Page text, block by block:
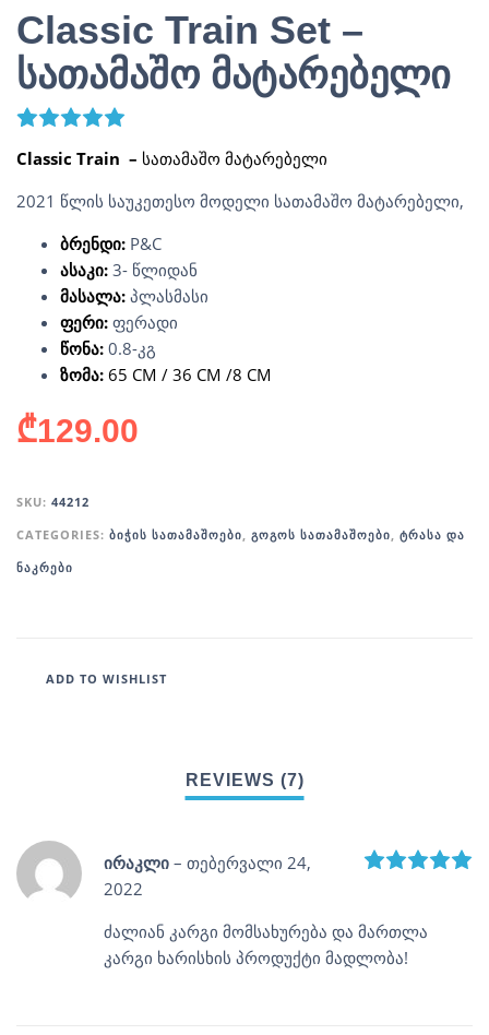
Classic Train Set –
სათამაშო მატარებელი
7
Classic Train – სათამაშო მატარებელი
2021 წლის საუკეთესო მოდელი სათამაშო მატარებელი,
ბრენდი: P&C
ასაკი: 3- წლიდან
მასალა: პლასმასი
ფერი: ფერადი
წონა: 0.8-კგ
ზომა: 65 CM / 36 CM /8 CM
₾129.00
SKU: 44212
CATEGORIES: ᲑᲘᲭᲘᲡ ᲡᲐᲗᲐᲛᲐᲨᲝᲔᲑᲘ ᲒᲝᲒᲝᲡ ᲡᲐᲗᲐᲛᲐᲨᲝᲔᲑᲘ ᲢᲠᲐᲡᲐ ᲓᲐ
ᲜᲐᲙᲠᲔᲑᲘ
ADD TO WISHLIST
ირაკლი – თებერვალი 24,
2022
ძალიან კარგი მომსახურება და მართლა
კარგი ხარისხის პროდუქტი მადლობა!